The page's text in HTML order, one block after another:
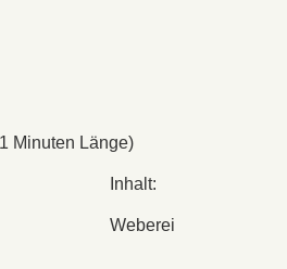
Minuten Länge)
Inhalt:
Weberei